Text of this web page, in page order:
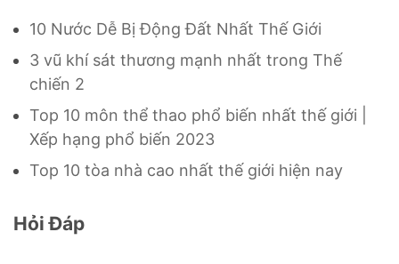
10 Nước Dễ Bị Động Đất Nhất Thế Giới
3 vũ khí sát thương mạnh nhất trong Thế
chiến 2
Top 10 môn thể thao phổ biến nhất thế giới |
Xếp hạng phổ biến 2023
Top 10 tòa nhà cao nhất thế giới hiện nay
Hỏi Đáp